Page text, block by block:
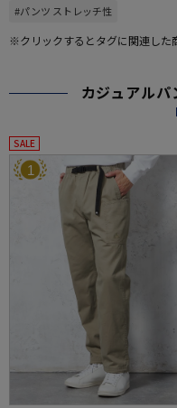
#パンツ ストレッチ性
※クリックするとタグに関連した
カジュアル
SALE
1